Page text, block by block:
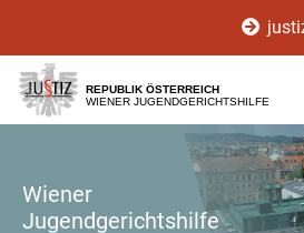
[1]
[2]
[3]
REPUBLIK ÖSTERREICH
WIENER JUGENDGERICHTSHILFE
Wiener
Jugendgerichtshilfe